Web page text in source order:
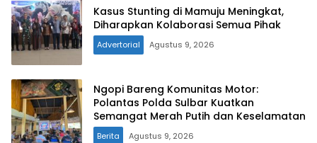
Kasus Stunting di Mamuju Meningkat,
Diharapkan Kolaborasi Semua Pihak
Advertorial Agustus 9, 2026
Ngopi Bareng Komunitas Motor:
Polantas Polda Sulbar Kuatkan
Semangat Merah Putih dan Keselamatan
Berita Agustus 9, 2026